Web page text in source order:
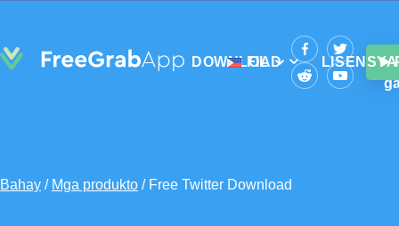
DOWNLOAD LISENSYA
FIL
Bahay / Mga produkto / Free Twitter Download